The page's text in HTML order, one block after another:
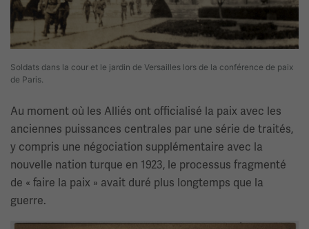
Soldats dans la cour et le jardin de Versailles lors de la conférence de paix
de Paris.
Au moment où les Alliés ont officialisé la paix avec les
anciennes puissances centrales par une série de traités,
y compris une négociation supplémentaire avec la
nouvelle nation turque en 1923, le processus fragmenté
de « faire la paix » avait duré plus longtemps que la
guerre.